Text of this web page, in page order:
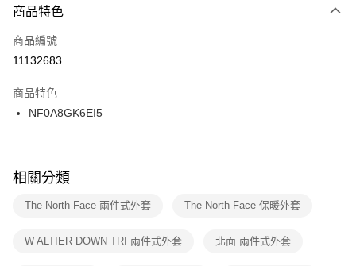
３．安心：先確認商品／服務後，再付款。
【「AFTEE先享後付」結帳流程】
１．於結帳方式選擇「AFTEE先享後付」後，將跳轉至「AFTEE先享後付」
２．訂單成立數日內，您將收到繳費通知簡訊。
３．收到繳費通知簡訊後14天內，點擊此簡訊中的連結，可透過四大超商／
ATM／網路銀行／等多元方式進行付款，方視為交易完成。
※ 交易是否成功請以「AFTEE先享後付 」之結帳頁面顯示為準，若有關於
是否繳費成功／繳費後需取消欲退款等相關疑問，請聯繫「AFTEE先享後付
客戶支援中心」https://netprotections.freshdesk.com/support/home
１．透過由恩沛科技股份有限公司提供之「AFTEE先享後付」服務完成之交
每筆NT$100，滿NT$1,500(含以上)免運費
宅配
每筆NT$100，滿NT$1,500(含以上)免運費
付款後門市自取
每筆NT$100，滿NT$1,500(含以上)免運費
商品特色
商品編號
11132683
商品特色
NF0A8GK6EI5
相關分類
The North Face 兩件式外套 The North Face 保暖外套
W ALTIER DOWN TRI 兩件式外套 北面 兩件式外套